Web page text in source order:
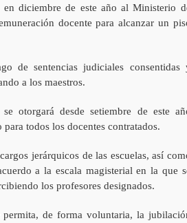
diciembre de este año al Ministerio
docente para alcanzar un
de sentencias judiciales consentidas
a los maestros.
otorgará desde setiembre de este
todos los docentes contratados.
jerárquicos de las escuelas, así
a la escala magisterial en la que
los profesores designados.
de forma voluntaria, la